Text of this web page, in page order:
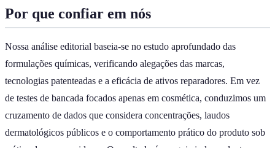
Por que confiar em nós
Nossa análise editorial baseia-se no estudo aprofundado das
formulações químicas, verificando alegações das marcas,
tecnologias patenteadas e a eficácia de ativos reparadores. Em vez
de testes de bancada focados apenas em cosmética, conduzimos um
cruzamento de dados que considera concentrações, laudos
dermatológicos públicos e o comportamento prático do produto sob